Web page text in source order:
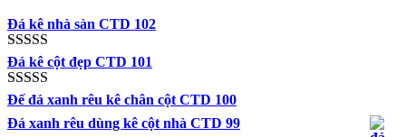
Đá kê nhà sàn CTD 102
Được xếp
hạng5.00
Đá kê cột đẹp CTD 101
Được xếp
sao
Đế đá xanh rêu kê chân cột CTD 100
Đá xanh rêu dùng kê cột nhà CTD 99